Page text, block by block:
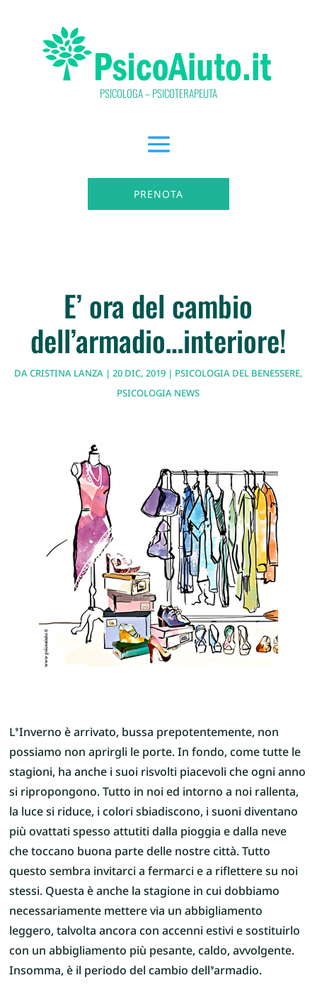
PSICOLOGA – PSICOTERAPEUTA
PRENOTA
E’ ora del cambio
dell’armadio…interiore!
DACRISTINA LANZA|20 DIC, 2019| PSICOLOGIA DEL BENESSERE,
PSICOLOGIA NEWS
L’Inverno è arrivato, bussa prepotentemente, non
possiamo non aprirgli le porte. In fondo, come tutte le
stagioni, ha anche i suoi risvolti piacevoli che ogni anno
si ripropongono. Tutto in noi ed intorno a noi rallenta,
la luce si riduce, i colori sbiadiscono, i suoni diventano
più ovattati spesso attutiti dalla pioggia e dalla neve
che toccano buona parte delle nostre città. Tutto
questo sembra invitarci a fermarci e a riflettere su noi
stessi. Questa è anche la stagione in cui dobbiamo
necessariamente mettere via un abbigliamento
leggero, talvolta ancora con accenni estivi e sostituirlo
con un abbigliamento più pesante, caldo, avvolgente.
Insomma, è il periodo del cambio dell’armadio.